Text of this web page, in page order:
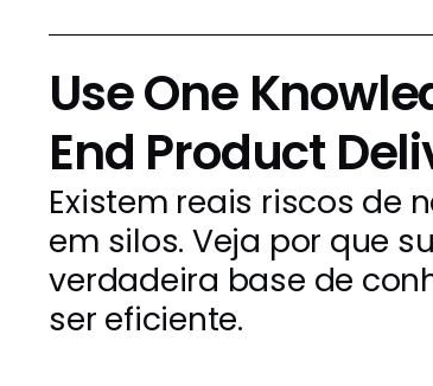
Use One
End Product
Existem reais riscos de
em silos. Veja por que
verdadeira base de
ser eficiente.